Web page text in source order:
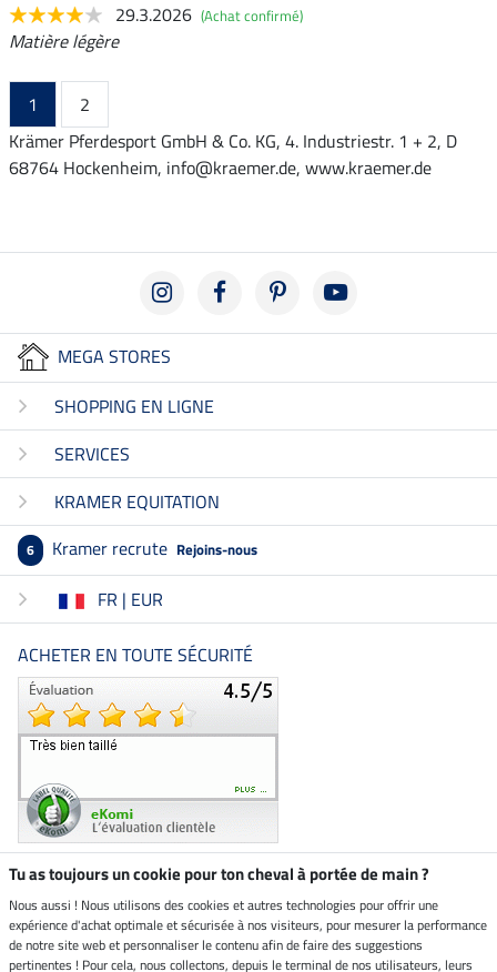
29.3.2026 (Achat confirmé)
Matière légère
1
2
Krämer Pferdesport GmbH & Co. KG, 4. Industriestr. 1 + 2, D
68764 Hockenheim, info@kraemer.de, www.kraemer.de
MEGA STORES
SHOPPING EN LIGNE
SERVICES
KRAMER EQUITATION
6 Kramer recrute Rejoins-nous
FR | EUR
ACHETER EN TOUTE SÉCURITÉ
Boutique climatiquement
neutre
Tu as toujours un cookie pour ton cheval à portée de main ?
Nous aussi ! Nous utilisons des cookies et autres technologies pour offrir une
expérience d'achat optimale et sécurisée à nos visiteurs, pour mesurer la performance
de notre site web et personnaliser le contenu afin de faire des suggestions
pertinentes ! Pour cela, nous collectons, depuis le terminal de nos utilisateurs, leurs